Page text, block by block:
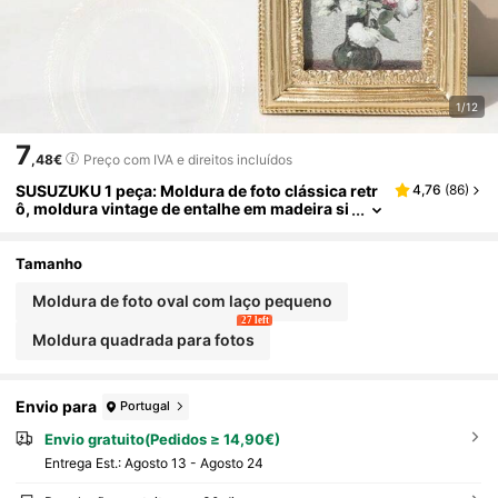
1/12
7,48€ Preço com IVA e direitos incluídos
SUSUZUKU 1 peça: Moldura de foto clássica retr
ô, moldura vintage de entalhe em madeira si
moldura de resina para fotos de casamento, dis
da, adequada para casa, quarto, sala de estar, de
4,76 (86)
Tamanho
Moldura de foto oval com laço pequeno
Moldura quadrada para fotos
27 left
Envio para Portugal
Envio gratuito(Pedidos ≥ 14,90€)
Entrega Est.: Agosto 13 - Agosto 24